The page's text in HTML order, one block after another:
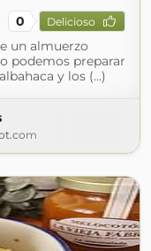
0 Delicioso
un almuerzo
podemos preparar
y los (...)